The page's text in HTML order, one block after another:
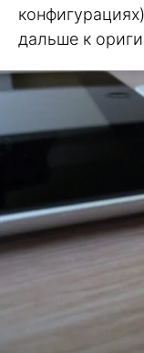
дальше к